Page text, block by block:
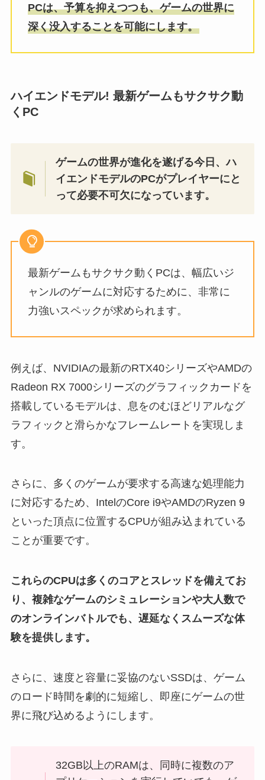
PCは、予算を抑えつつも、ゲームの世界に
深く没入することを可能にします。
ハイエンドモデル! 最新ゲームもサクサク動
くPC
ゲームの世界が進化を遂げる今日、ハ
イエンドモデルのPCがプレイヤーにと
って必要不可欠になっています。
最新ゲームもサクサク動くPCは、幅広いジ
ャンルのゲームに対応するために、非常に
力強いスペックが求められます。
例えば、NVIDIAの最新のRTX40シリーズやAMDの
Radeon RX 7000シリーズのグラフィックカードを
搭載しているモデルは、息をのむほどリアルなグ
ラフィックと滑らかなフレームレートを実現しま
す。
さらに、多くのゲームが要求する高速な処理能力
に対応するため、IntelのCore i9やAMDのRyzen 9
といった頂点に位置するCPUが組み込まれている
ことが重要です。
これらのCPUは多くのコアとスレッドを備えてお
り、複雑なゲームのシミュレーションや大人数で
のオンラインバトルでも、遅延なくスムーズな体
験を提供します。
さらに、速度と容量に妥協のないSSDは、ゲーム
のロード時間を劇的に短縮し、即座にゲームの世
界に飛び込めるようにします。
32GB以上のRAMは、同時に複数のア